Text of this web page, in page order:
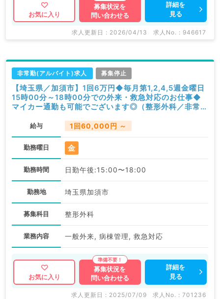
お気に入り
募集状況を
問い合わせる
詳細を
見る
求人更新日 : 2026/04/13 求人No. : 946617
非常勤(アルバイト)求人 募集停止
【埼玉県／加須市】1回6万円◆毎月第1,2,4,5週金曜日
15時00分～18時00分での外来・救急対応のお仕事◆
マイカー通勤も可能でございます◎（整形外科／非常
給与 1回60,000円 ～
勤務曜日 金
勤務時間 日勤午後:15:00〜18:00
勤務地 埼玉県加須市
募集科目 整形外科
業務内容 一般外来, 病棟管理, 救急対応
お気に入り
募集状況を
問い合わせる
詳細を
見る
求人更新日 : 2025/07/09 求人No. : 701236